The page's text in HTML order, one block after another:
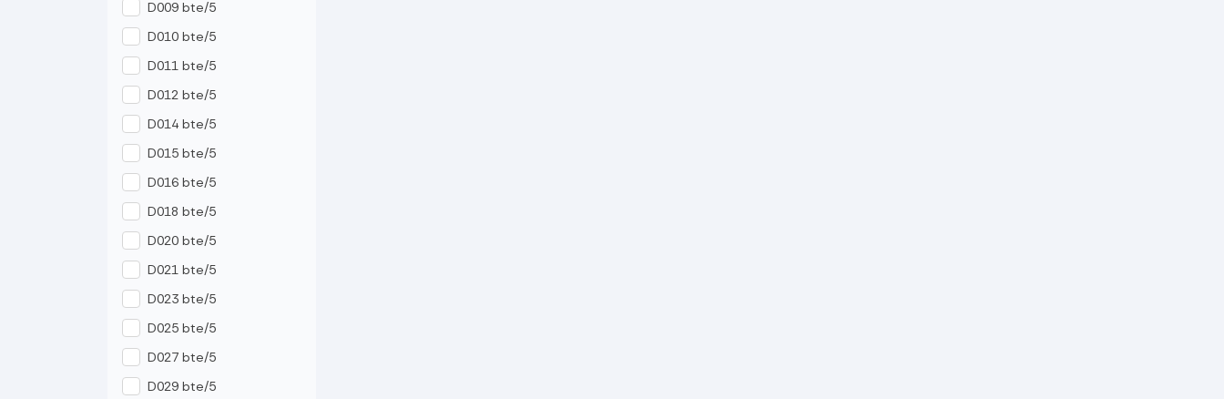
D009 bte/5
D010 bte/5
D011 bte/5
D012 bte/5
D014 bte/5
D015 bte/5
D016 bte/5
D018 bte/5
D020 bte/5
D021 bte/5
D023 bte/5
D025 bte/5
D027 bte/5
D029 bte/5